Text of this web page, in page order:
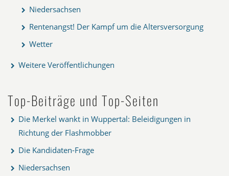
Niedersachsen
Rentenangst! Der Kampf um die Altersversorgung
Wetter
Weitere Veröffentlichungen
Top-Beiträge und Top-Seiten
Die Merkel wankt in Wuppertal: Beleidigungen in
Richtung der Flashmobber
Die Kandidaten-Frage
Niedersachsen